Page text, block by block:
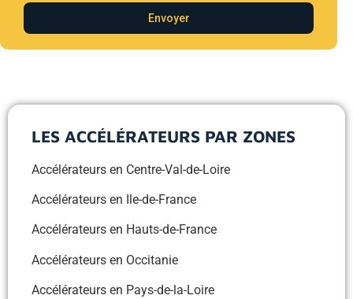
Envoyer
LES ACCÉLÉRATEURS PAR ZONES
Accélérateurs en Centre-Val-de-Loire
Accélérateurs en Ile-de-France
Accélérateurs en Hauts-de-France
Accélérateurs en Occitanie
Accélérateurs en Pays-de-la-Loire